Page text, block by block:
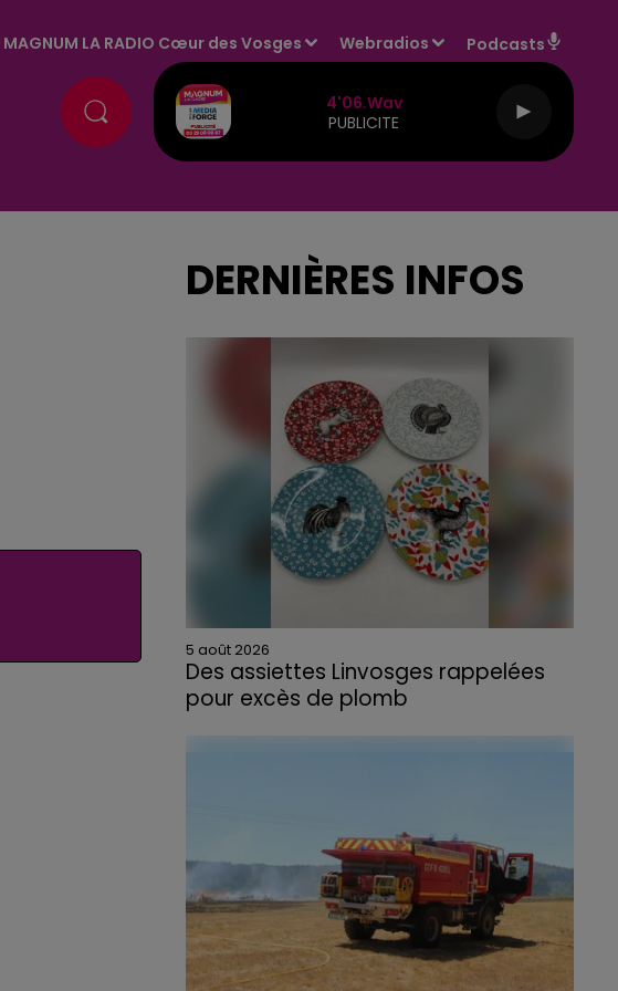
MAGNUM LA RADIO Cœur des Vosges Webradios Podcasts
4'06.wav
PUBLICITE
DERNIÈRES INFOS
5 août 2026
Des assiettes Linvosges rappelées
pour excès de plomb